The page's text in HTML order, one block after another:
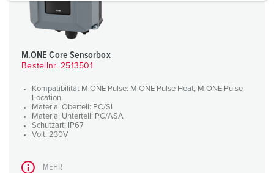
M.ONE Core Sensorbox
Bestellnr. 2513501
Kompatibilität M.ONE Pulse: M.ONE Pulse Heat, M.ONE Pulse
Location
Material Oberteil: PC/SI
Material Unterteil: PC/ASA
Schutzart: IP67
Volt: 230V
MEHR